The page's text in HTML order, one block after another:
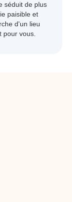
séduit de plus
paisible et
d'un lieu
pour vous.